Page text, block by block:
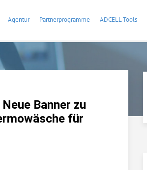
Agentur Partnerprogramme ADCELL-Tools
Banner zu
für